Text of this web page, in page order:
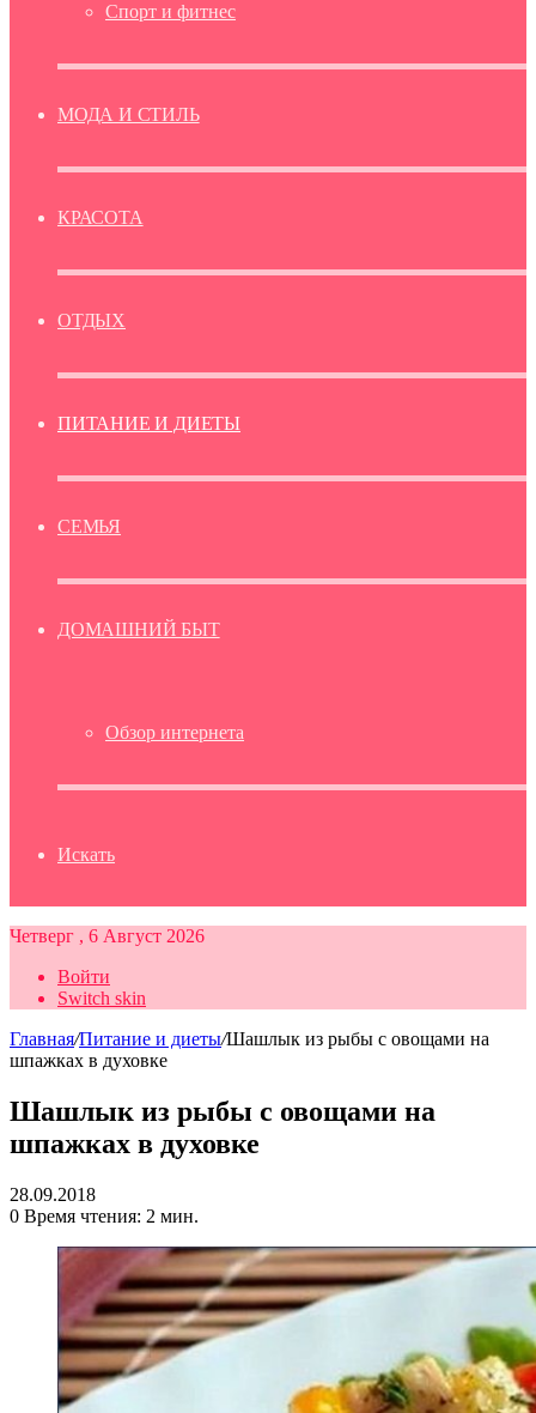
Спорт и фитнес
МОДА И СТИЛЬ
КРАСОТА
ОТДЫХ
ПИТАНИЕ И ДИЕТЫ
СЕМЬЯ
ДОМАШНИЙ БЫТ
Обзор интернета
Искать
Четверг , 6 Август 2026
Войти
Switch skin
Главная/Питание и диеты/Шашлык из рыбы с овощами на
шпажках в духовке
Шашлык из рыбы с овощами на
шпажках в духовке
28.09.2018
0 Время чтения: 2 мин.